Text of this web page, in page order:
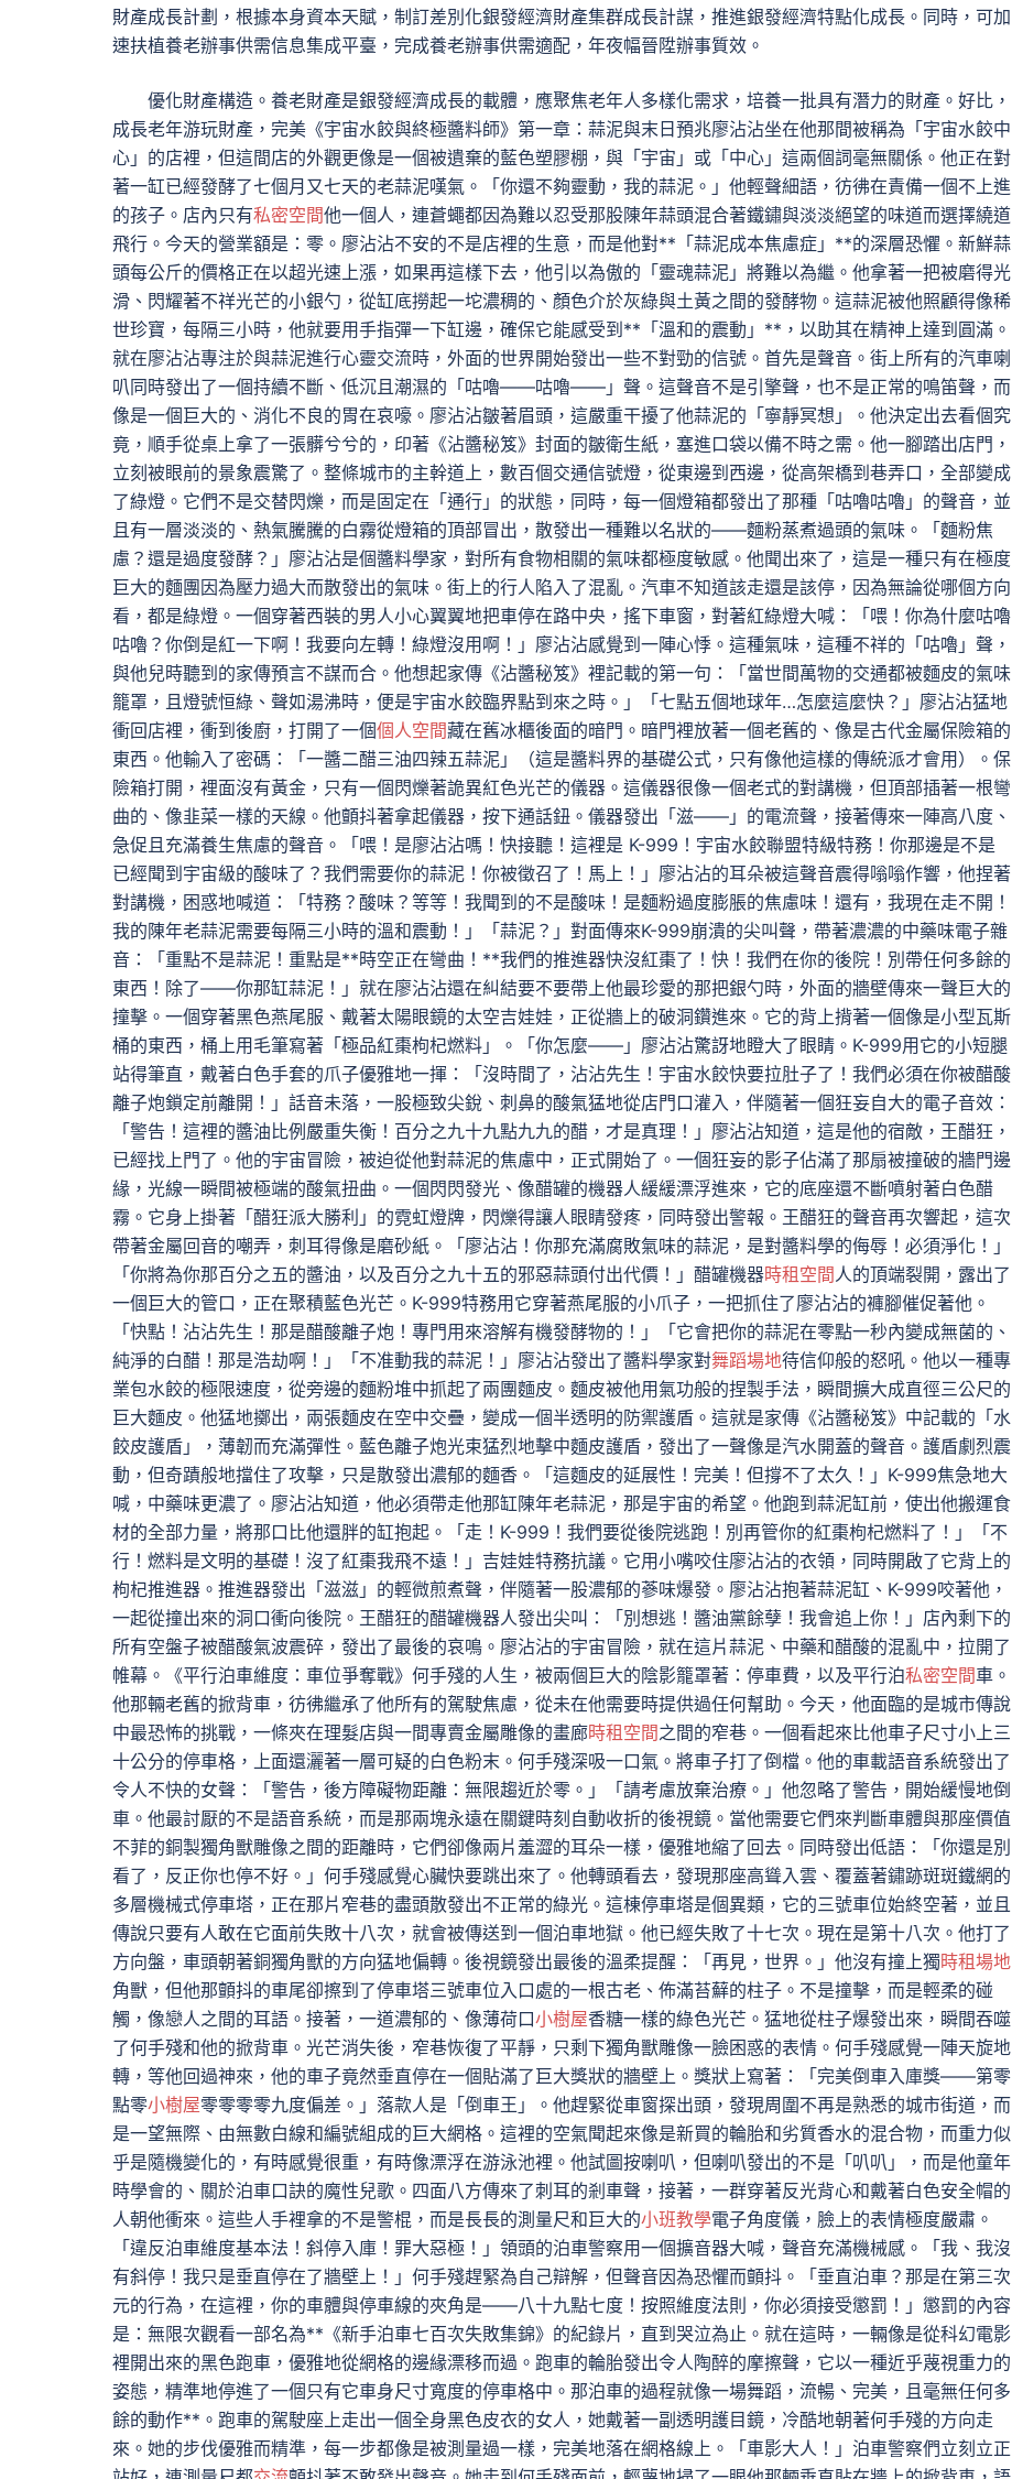
財產成長計劃，根據本身資本天賦，制訂差別化銀發經濟財產集群成長計謀，推進銀發經濟特點化成長。同時，可加
速扶植養老辦事供需信息集成平臺，完成養老辦事供需適配，年夜幅晉陞辦事質效。
優化財產構造。養老財產是銀發經濟成長的載體，應聚焦老年人多樣化需求，培養一批具有潛力的財產。好比，
成長老年游玩財產，完美《宇宙水餃與終極醬料師》第一章：蒜泥與末日預兆廖沾沾坐在他那間被稱為「宇宙水餃中
心」的店裡，但這間店的外觀更像是一個被遺棄的藍色塑膠棚，與「宇宙」或「中心」這兩個詞毫無關係。他正在對
著一缸已經發酵了七個月又七天的老蒜泥嘆氣。「你還不夠靈動，我的蒜泥。」他輕聲細語，彷彿在責備一個不上進
的孩子。店內只有私密空間他一個人，連蒼蠅都因為難以忍受那股陳年蒜頭混合著鐵鏽與淡淡絕望的味道而選擇繞道
飛行。今天的營業額是：零。廖沾沾不安的不是店裡的生意，而是他對**「蒜泥成本焦慮症」**的深層恐懼。新鮮蒜
頭每公斤的價格正在以超光速上漲，如果再這樣下去，他引以為傲的「靈魂蒜泥」將難以為繼。他拿著一把被磨得光
滑、閃耀著不祥光芒的小銀勺，從缸底撈起一坨濃稠的、顏色介於灰綠與土黃之間的發酵物。這蒜泥被他照顧得像稀
世珍寶，每隔三小時，他就要用手指彈一下缸邊，確保它能感受到**「溫和的震動」**，以助其在精神上達到圓滿。
就在廖沾沾專注於與蒜泥進行心靈交流時，外面的世界開始發出一些不對勁的信號。首先是聲音。街上所有的汽車喇
叭同時發出了一個持續不斷、低沉且潮濕的「咕嚕——咕嚕——」聲。這聲音不是引擎聲，也不是正常的鳴笛聲，而
像是一個巨大的、消化不良的胃在哀嚎。廖沾沾皺著眉頭，這嚴重干擾了他蒜泥的「寧靜冥想」。他決定出去看個究
竟，順手從桌上拿了一張髒兮兮的，印著《沾醬秘笈》封面的皺衛生紙，塞進口袋以備不時之需。他一腳踏出店門，
立刻被眼前的景象震驚了。整條城市的主幹道上，數百個交通信號燈，從東邊到西邊，從高架橋到巷弄口，全部變成
了綠燈。它們不是交替閃爍，而是固定在「通行」的狀態，同時，每一個燈箱都發出了那種「咕嚕咕嚕」的聲音，並
且有一層淡淡的、熱氣騰騰的白霧從燈箱的頂部冒出，散發出一種難以名狀的——麵粉蒸煮過頭的氣味。「麵粉焦
慮？還是過度發酵？」廖沾沾是個醬料學家，對所有食物相關的氣味都極度敏感。他聞出來了，這是一種只有在極度
巨大的麵團因為壓力過大而散發出的氣味。街上的行人陷入了混亂。汽車不知道該走還是該停，因為無論從哪個方向
看，都是綠燈。一個穿著西裝的男人小心翼翼地把車停在路中央，搖下車窗，對著紅綠燈大喊：「喂！你為什麼咕嚕
咕嚕？你倒是紅一下啊！我要向左轉！綠燈沒用啊！」廖沾沾感覺到一陣心悸。這種氣味，這種不祥的「咕嚕」聲，
與他兒時聽到的家傳預言不謀而合。他想起家傳《沾醬秘笈》裡記載的第一句：「當世間萬物的交通都被麵皮的氣味
籠罩，且燈號恒綠、聲如湯沸時，便是宇宙水餃臨界點到來之時。」「七點五個地球年…怎麼這麼快？」廖沾沾猛地
衝回店裡，衝到後廚，打開了一個個人空間藏在舊冰櫃後面的暗門。暗門裡放著一個老舊的、像是古代金屬保險箱的
東西。他輸入了密碼：「一醬二醋三油四辣五蒜泥」（這是醬料界的基礎公式，只有像他這樣的傳統派才會用）。保
險箱打開，裡面沒有黃金，只有一個閃爍著詭異紅色光芒的儀器。這儀器很像一個老式的對講機，但頂部插著一根彎
曲的、像韭菜一樣的天線。他顫抖著拿起儀器，按下通話鈕。儀器發出「滋——」的電流聲，接著傳來一陣高八度、
急促且充滿養生焦慮的聲音。「喂！是廖沾沾嗎！快接聽！這裡是 K-999！宇宙水餃聯盟特級特務！你那邊是不是
已經聞到宇宙級的酸味了？我們需要你的蒜泥！你被徵召了！馬上！」廖沾沾的耳朵被這聲音震得嗡嗡作響，他捏著
對講機，困惑地喊道：「特務？酸味？等等！我聞到的不是酸味！是麵粉過度膨脹的焦慮味！還有，我現在走不開！
我的陳年老蒜泥需要每隔三小時的溫和震動！」「蒜泥？」對面傳來K-999崩潰的尖叫聲，帶著濃濃的中藥味電子雜
音：「重點不是蒜泥！重點是**時空正在彎曲！**我們的推進器快沒紅棗了！快！我們在你的後院！別帶任何多餘的
東西！除了——你那缸蒜泥！」就在廖沾沾還在糾結要不要帶上他最珍愛的那把銀勺時，外面的牆壁傳來一聲巨大的
撞擊。一個穿著黑色燕尾服、戴著太陽眼鏡的太空吉娃娃，正從牆上的破洞鑽進來。它的背上揹著一個像是小型瓦斯
桶的東西，桶上用毛筆寫著「極品紅棗枸杞燃料」。「你怎麼——」廖沾沾驚訝地瞪大了眼睛。K-999用它的小短腿
站得筆直，戴著白色手套的爪子優雅地一揮：「沒時間了，沾沾先生！宇宙水餃快要拉肚子了！我們必須在你被醋酸
離子炮鎖定前離開！」話音未落，一股極致尖銳、刺鼻的酸氣猛地從店門口灌入，伴隨著一個狂妄自大的電子音效：
「警告！這裡的醬油比例嚴重失衡！百分之九十九點九九的醋，才是真理！」廖沾沾知道，這是他的宿敵，王醋狂，
已經找上門了。他的宇宙冒險，被迫從他對蒜泥的焦慮中，正式開始了。一個狂妄的影子佔滿了那扇被撞破的牆門邊
緣，光線一瞬間被極端的酸氣扭曲。一個閃閃發光、像醋罐的機器人緩緩漂浮進來，它的底座還不斷噴射著白色醋
霧。它身上掛著「醋狂派大勝利」的霓虹燈牌，閃爍得讓人眼睛發疼，同時發出警報。王醋狂的聲音再次響起，這次
帶著金屬回音的嘲弄，刺耳得像是磨砂紙。「廖沾沾！你那充滿腐敗氣味的蒜泥，是對醬料學的侮辱！必須淨化！」
「你將為你那百分之五的醬油，以及百分之九十五的邪惡蒜頭付出代價！」醋罐機器時租空間人的頂端裂開，露出了
一個巨大的管口，正在聚積藍色光芒。K-999特務用它穿著燕尾服的小爪子，一把抓住了廖沾沾的褲腳催促著他。
「快點！沾沾先生！那是醋酸離子炮！專門用來溶解有機發酵物的！」「它會把你的蒜泥在零點一秒內變成無菌的、
純淨的白醋！那是浩劫啊！」「不准動我的蒜泥！」廖沾沾發出了醬料學家對舞蹈場地待信仰般的怒吼。他以一種專
業包水餃的極限速度，從旁邊的麵粉堆中抓起了兩團麵皮。麵皮被他用氣功般的捏製手法，瞬間擴大成直徑三公尺的
巨大麵皮。他猛地擲出，兩張麵皮在空中交疊，變成一個半透明的防禦護盾。這就是家傳《沾醬秘笈》中記載的「水
餃皮護盾」，薄韌而充滿彈性。藍色離子炮光束猛烈地擊中麵皮護盾，發出了一聲像是汽水開蓋的聲音。護盾劇烈震
動，但奇蹟般地擋住了攻擊，只是散發出濃郁的麵香。「這麵皮的延展性！完美！但撐不了太久！」K-999焦急地大
喊，中藥味更濃了。廖沾沾知道，他必須帶走他那缸陳年老蒜泥，那是宇宙的希望。他跑到蒜泥缸前，使出他搬運食
材的全部力量，將那口比他還胖的缸抱起。「走！K-999！我們要從後院逃跑！別再管你的紅棗枸杞燃料了！」「不
行！燃料是文明的基礎！沒了紅棗我飛不遠！」吉娃娃特務抗議。它用小嘴咬住廖沾沾的衣領，同時開啟了它背上的
枸杞推進器。推進器發出「滋滋」的輕微煎煮聲，伴隨著一股濃郁的蔘味爆發。廖沾沾抱著蒜泥缸、K-999咬著他，
一起從撞出來的洞口衝向後院。王醋狂的醋罐機器人發出尖叫：「別想逃！醬油黨餘孽！我會追上你！」店內剩下的
所有空盤子被醋酸氣波震碎，發出了最後的哀鳴。廖沾沾的宇宙冒險，就在這片蒜泥、中藥和醋酸的混亂中，拉開了
帷幕。《平行泊車維度：車位爭奪戰》何手殘的人生，被兩個巨大的陰影籠罩著：停車費，以及平行泊私密空間車。
他那輛老舊的掀背車，彷彿繼承了他所有的駕駛焦慮，從未在他需要時提供過任何幫助。今天，他面臨的是城市傳說
中最恐怖的挑戰，一條夾在理髮店與一間專賣金屬雕像的畫廊時租空間之間的窄巷。一個看起來比他車子尺寸小上三
十公分的停車格，上面還灑著一層可疑的白色粉末。何手殘深吸一口氣。將車子打了倒檔。他的車載語音系統發出了
令人不快的女聲：「警告，後方障礙物距離：無限趨近於零。」「請考慮放棄治療。」他忽略了警告，開始緩慢地倒
車。他最討厭的不是語音系統，而是那兩塊永遠在關鍵時刻自動收折的後視鏡。當他需要它們來判斷車體與那座價值
不菲的銅製獨角獸雕像之間的距離時，它們卻像兩片羞澀的耳朵一樣，優雅地縮了回去。同時發出低語：「你還是別
看了，反正你也停不好。」何手殘感覺心臟快要跳出來了。他轉頭看去，發現那座高聳入雲、覆蓋著鏽跡斑斑鐵網的
多層機械式停車塔，正在那片窄巷的盡頭散發出不正常的綠光。這棟停車塔是個異類，它的三號車位始終空著，並且
傳說只要有人敢在它面前失敗十八次，就會被傳送到一個泊車地獄。他已經失敗了十七次。現在是第十八次。他打了
方向盤，車頭朝著銅獨角獸的方向猛地偏轉。後視鏡發出最後的溫柔提醒：「再見，世界。」他沒有撞上獨時租場地
角獸，但他那顫抖的車尾卻擦到了停車塔三號車位入口處的一根古老、佈滿苔蘚的柱子。不是撞擊，而是輕柔的碰
觸，像戀人之間的耳語。接著，一道濃郁的、像薄荷口小樹屋香糖一樣的綠色光芒。猛地從柱子爆發出來，瞬間吞噬
了何手殘和他的掀背車。光芒消失後，窄巷恢復了平靜，只剩下獨角獸雕像一臉困惑的表情。何手殘感覺一陣天旋地
轉，等他回過神來，他的車子竟然垂直停在一個貼滿了巨大獎狀的牆壁上。獎狀上寫著：「完美倒車入庫獎——第零
點零小樹屋零零零零九度偏差。」落款人是「倒車王」。他趕緊從車窗探出頭，發現周圍不再是熟悉的城市街道，而
是一望無際、由無數白線和編號組成的巨大網格。這裡的空氣聞起來像是新買的輪胎和劣質香水的混合物，而重力似
乎是隨機變化的，有時感覺很重，有時像漂浮在游泳池裡。他試圖按喇叭，但喇叭發出的不是「叭叭」，而是他童年
時學會的、關於泊車口訣的魔性兒歌。四面八方傳來了刺耳的剎車聲，接著，一群穿著反光背心和戴著白色安全帽的
人朝他衝來。這些人手裡拿的不是警棍，而是長長的測量尺和巨大的小班教學電子角度儀，臉上的表情極度嚴肅。
「違反泊車維度基本法！斜停入庫！罪大惡極！」領頭的泊車警察用一個擴音器大喊，聲音充滿機械感。「我、我沒
有斜停！我只是垂直停在了牆壁上！」何手殘趕緊為自己辯解，但聲音因為恐懼而顫抖。「垂直泊車？那是在第三次
元的行為，在這裡，你的車體與停車線的夾角是——八十九點七度！按照維度法則，你必須接受懲罰！」懲罰的內容
是：無限次觀看一部名為**《新手泊車七百次失敗集錦》的紀錄片，直到哭泣為止。就在這時，一輛像是從科幻電影
裡開出來的黑色跑車，優雅地從網格的邊緣漂移而過。跑車的輪胎發出令人陶醉的摩擦聲，它以一種近乎蔑視重力的
姿態，精準地停進了一個只有它車身尺寸寬度的停車格中。那泊車的過程就像一場舞蹈，流暢、完美，且毫無任何多
餘的動作**。跑車的駕駛座上走出一個全身黑色皮衣的女人，她戴著一副透明護目鏡，冷酷地朝著何手殘的方向走
來。她的步伐優雅而精準，每一步都像是被測量過一樣，完美地落在網格線上。「車影大人！」泊車警察們立刻立正